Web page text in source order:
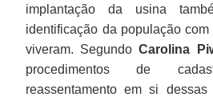
implantação da usina
identificação da população
viveram. SegundoCarolina
procedimentos de
reassentamento em si